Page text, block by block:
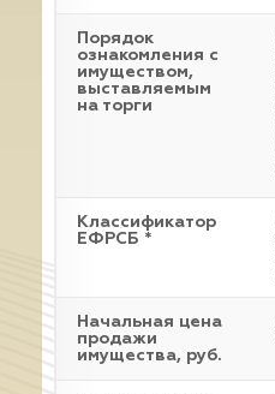
Порядок
ознакомления с
имуществом,
выставляемым
на торги
Классификатор
ЕФРСБ *
Начальная цена
продажи
имущества, руб.